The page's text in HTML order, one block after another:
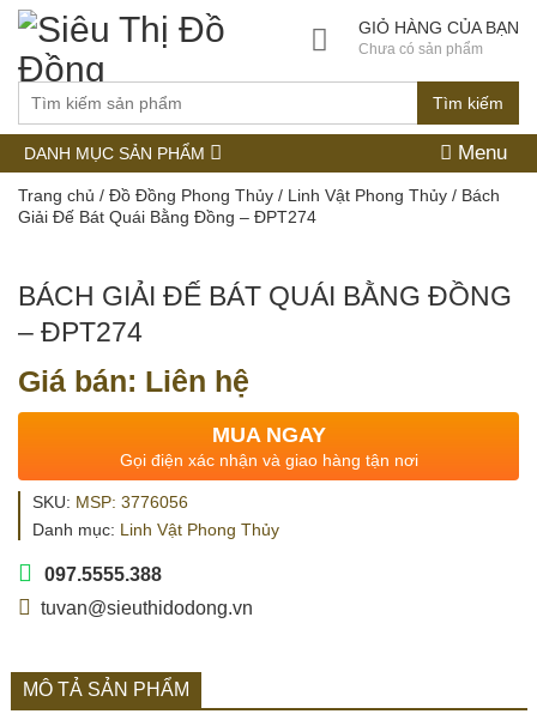
Tìm kiếm
GIỎ HÀNG CỦA BẠN
Chưa có sản phẩm
DANH MỤC SẢN PHẨM Menu
Trang chủ / Đồ Đồng Phong Thủy / Linh Vật Phong Thủy / Bách
Giải Đế Bát Quái Bằng Đồng – ĐPT274
BÁCH GIẢI ĐẾ BÁT QUÁI BẰNG ĐỒNG
– ĐPT274
Giá bán: Liên hệ
MUA NGAY
Gọi điện xác nhận và giao hàng tận nơi
SKU: MSP: 3776056
Danh mục: Linh Vật Phong Thủy
097.5555.388
tuvan@sieuthidodong.vn
MÔ TẢ SẢN PHẨM